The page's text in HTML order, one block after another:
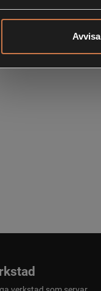
Avvisa